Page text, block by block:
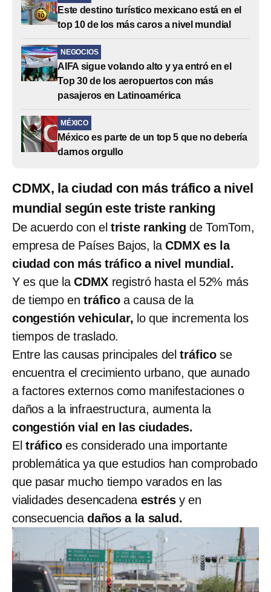
Este destino turístico mexicano está en el
top 10 de los más caros a nivel mundial
NEGOCIOS
AIFA sigue volando alto y ya entró en el
Top 30 de los aeropuertos con más
pasajeros en Latinoamérica
MÉXICO
México es parte de un top 5 que no debería
darnos orgullo
CDMX, la ciudad con más tráfico a nivel
mundial según este triste ranking
De acuerdo con el triste rankingde TomTom,
empresa de Países Bajos, laCDMX es la
ciudad con más tráfico a nivel mundial.
Y es que la CDMX registró hasta el 52% más
de tiempo entráficoa causa de la
congestión vehicular, lo que incrementa los
tiempos de traslado.
Entre las causas principales deltráfico se
encuentra el crecimiento urbano, que aunado
a factores externos como manifestaciones o
daños a la infraestructura, aumenta la
congestión vial en las ciudades.
El tráficoes considerado una importante
problemática ya que estudios han comprobado
que pasar mucho tiempo varados en las
vialidades desencadena estrésy en
consecuenciadaños a la salud.